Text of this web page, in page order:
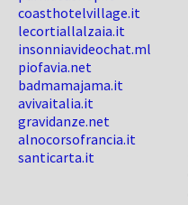
coasthotelvillage.it
lecortiallalzaia.it
insonniavideochat.ml
piofavia.net
badmamajama.it
avivaitalia.it
gravidanze.net
alnocorsofrancia.it
santicarta.it